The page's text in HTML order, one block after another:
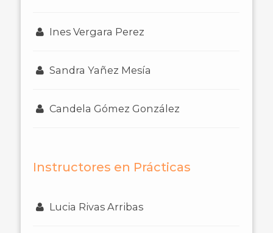
Ines Vergara Perez
Sandra Yañez Mesía
Candela Gómez González
Instructores en Prácticas
Lucia Rivas Arribas